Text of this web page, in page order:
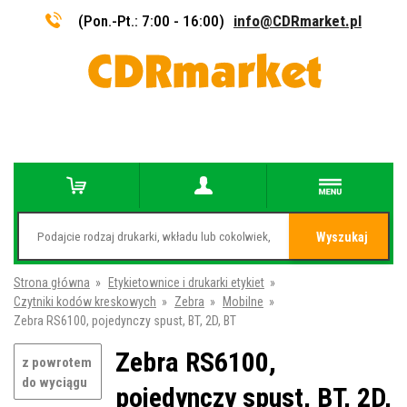
(Pon.-Pt.: 7:00 - 16:00) info@CDRmarket.pl
Wyszukaj
Strona główna » Etykietownice i drukarki etykiet »
Czytniki kodów kreskowych » Zebra » Mobilne »
Zebra RS6100, pojedynczy spust, BT, 2D, BT
z powrotem
do wyciągu
Zebra RS6100,
pojedynczy spust, BT, 2D,